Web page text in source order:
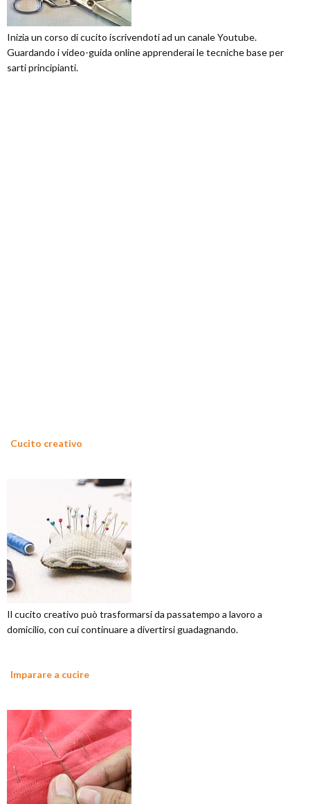
Inizia un corso di cucito iscrivendoti ad un canale Youtube.
Guardando i video-guida online apprenderai le tecniche base per
sarti principianti.
Cucito creativo
Il cucito creativo può trasformarsi da passatempo a lavoro a
domicilio, con cui continuare a divertirsi guadagnando.
Imparare a cucire